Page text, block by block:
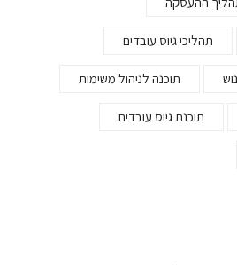
תהליכי גיוס עובדים
תוכנה לניהול משימות
תוכנת גיוס עובדים